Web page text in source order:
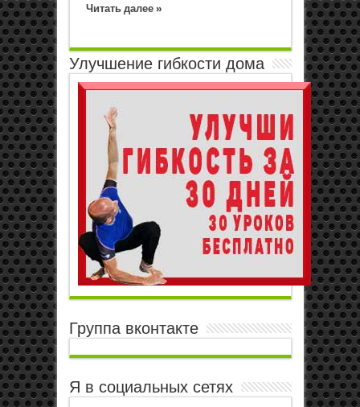
Читать далее »
Улучшение гибкости дома
Группа вконтакте
Я в социальных сетях